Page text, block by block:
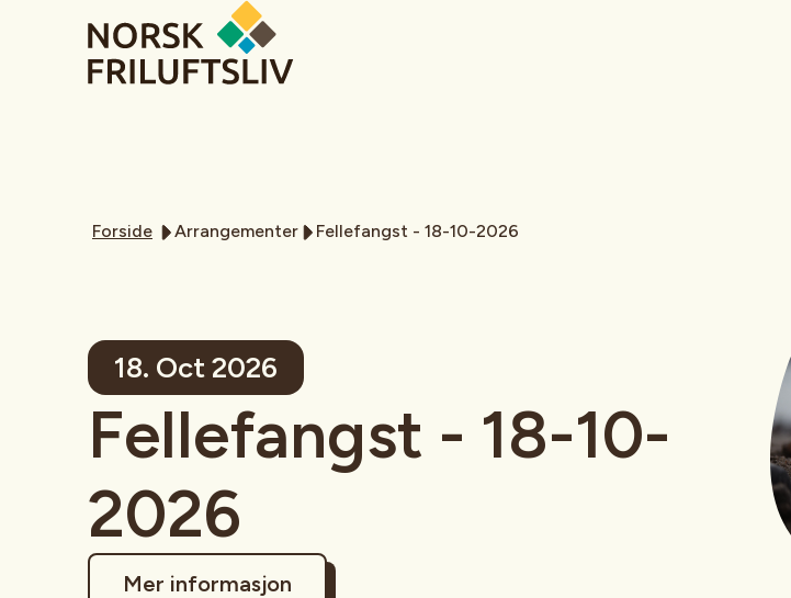
Forside Arrangementer Fellefangst - 18-10-2026
18. Oct 2026
Fellefangst - 18-10-
2026
Mer informasjon